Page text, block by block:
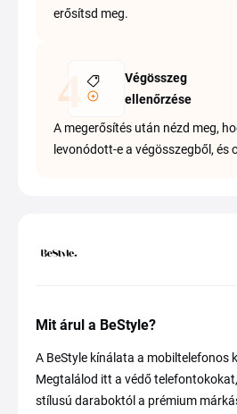
erősítsd meg.
Végösszeg
ellenőrzése
A megerősítés után nézd meg,
levonódott-e a végösszegből, és
Mit árul a BeStyle?
A BeStyle kínálata a mobiltelefonos
Megtalálod itt a védő
stílusú daraboktól a prémium